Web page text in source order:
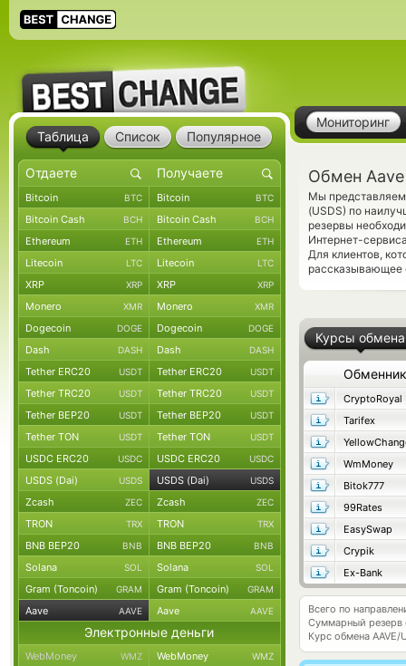
Мониторинг
Обмен Aave
Мы представляем
(USDS) по
резервы
Интернет-
Для клиентов,
рассказывающее
Курсы обмена
Обменник
CryptoRoyal
Tarifex
WmMoney
Bitok777
99Rates
EasySwap
Crypik
Ex-Bank
Всего по
Суммарный резерв
Курс обмена AAVE/
Таблица Список Популярное
Bitcoin BTC Bitcoin BTC
Bitcoin Cash BCH Bitcoin Cash BCH
Ethereum ETH Ethereum ETH
Litecoin LTC Litecoin LTC
XRP XRP XRP XRP
Monero XMR Monero XMR
Dogecoin DOGE Dogecoin DOGE
Dash DASH Dash DASH
Tether ERC20 USDT Tether ERC20 USDT
Tether TRC20 USDT Tether TRC20 USDT
Tether BEP20 USDT Tether BEP20 USDT
Tether TON USDT Tether TON USDT
USDC ERC20 USDC USDC ERC20 USDC
USDS (Dai) USDS USDS (Dai) USDS
Zcash ZEC Zcash ZEC
TRON TRX TRON TRX
BNB BEP20 BNB BNB BEP20 BNB
Solana SOL Solana SOL
Gram (Toncoin) GRAM Gram (Toncoin) GRAM
Aave AAVE Aave AAVE
Электронные деньги
WebMoney WMZ WebMoney WMZ